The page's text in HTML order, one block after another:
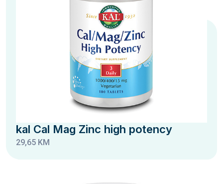
kal Cal Mag Zinc high potency
29,65 KM